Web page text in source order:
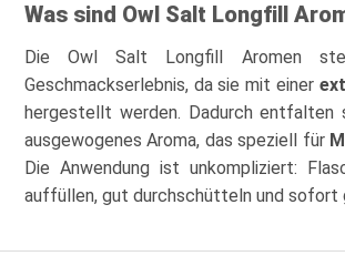
Was sind Owl Salt Longfill
Die Owl Salt Longfill Aromen
Geschmackserlebnis, da sie mit einer
hergestellt werden. Dadurch entfalten
ausgewogenes Aroma, das speziell für
Die Anwendung ist unkompliziert:
auffüllen, gut durchschütteln und sofort